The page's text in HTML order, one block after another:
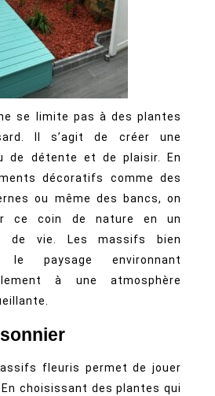
se limite pas à des plantes
Il s’agit de créer une
de détente et de plaisir. En
décoratifs comme des
ou même des bancs, on
ce coin de nature en un
de vie. Les massifs bien
paysage environnant
à une atmosphère
fleuris permet de jouer
choisissant des plantes qui